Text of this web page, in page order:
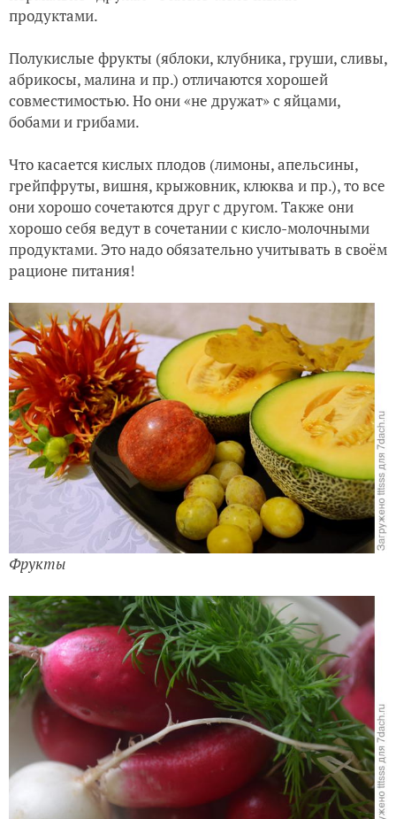
продуктами.
Полукислые фрукты (яблоки, клубника, груши, сливы,
абрикосы, малина и пр.) отличаются хорошей
совместимостью. Но они «не дружат» с яйцами,
бобами и грибами.
Что касается кислых плодов (лимоны, апельсины,
грейпфруты, вишня, крыжовник, клюква и пр.), то все
они хорошо сочетаются друг с другом. Также они
хорошо себя ведут в сочетании с кисло-молочными
продуктами. Это надо обязательно учитывать в своём
рационе питания!
Фрукты